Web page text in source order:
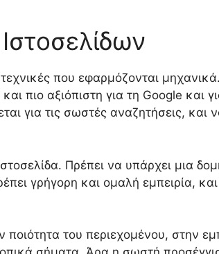
που εφαρμόζονται
πιο αξιόπιστη για τη Google και
για τις σωστές αναζητήσεις, και
Πρέπει να υπάρχει μια
γρήγορη και ομαλή εμπειρία,
του περιεχομένου, στην